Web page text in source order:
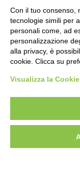
Bogliano Srl
Strada Statale
Borgo San
Con il tuo consenso,
tecnologie simili per
personali come, ad
personalizzazione
alla privacy, è
cookie. Clicca su
Visualizza la